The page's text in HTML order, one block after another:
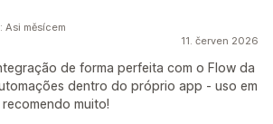
11. červen 2026
de forma perfeita com o Flow da
dentro do próprio app - uso em
muito!
Asi měsícem